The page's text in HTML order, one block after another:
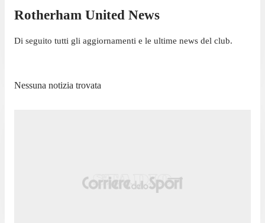
Rotherham United News
Di seguito tutti gli aggiornamenti e le ultime news del club.
Nessuna notizia trovata